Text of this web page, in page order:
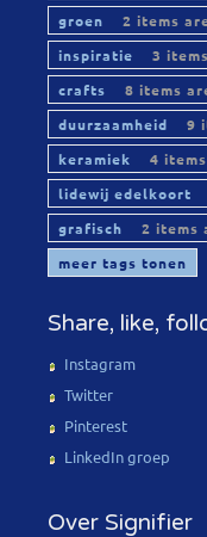
groen
2 items
inspiratie
3
crafts
8 items
duurzaamheid
9
keramiek
4
lidewij edelkoort
grafisch
2 items
meer tags tonen
Share, like,
Instagram
Twitter
Pinterest
LinkedIn groep
Over Signifier